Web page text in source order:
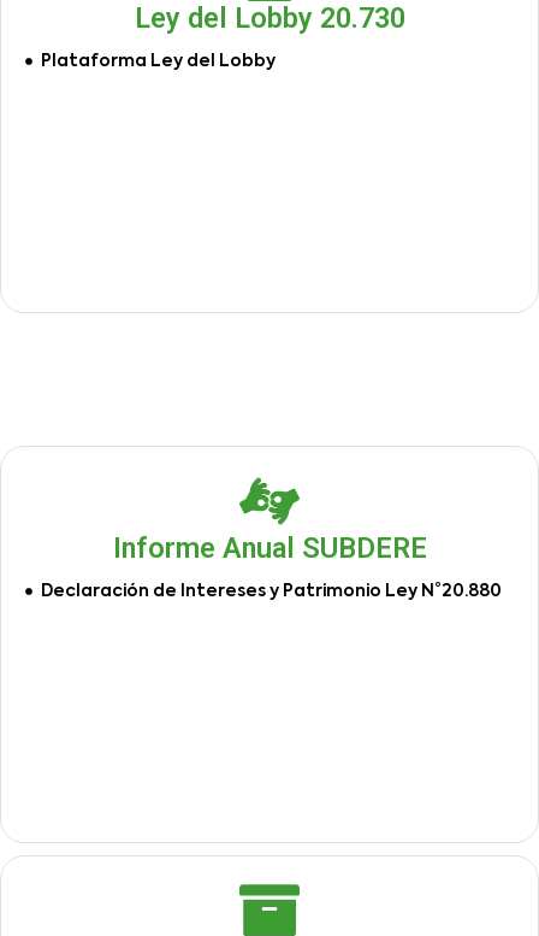
Ley del Lobby 20.730
Plataforma Ley del Lobby
Informe Anual SUBDERE
Declaración de Intereses y Patrimonio Ley N°20.880